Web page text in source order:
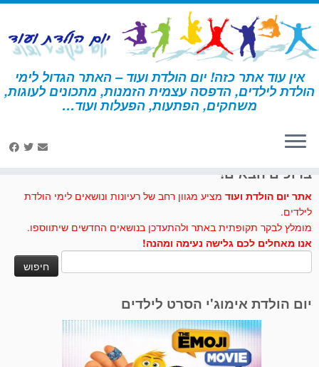
דלג
לתוכן
אין עוד אתר כזה! יום הולדת ועוד – האתר הגדול לימי
הולדת לילדים, הדפסה עצמית הזמנות, מתכונים לעוגות,
משחקים, הפתעות, הפעלות ועוד… דף הבית » קרקס » יצירה – קרקס
ברוכים הבאים!
אתר יום הולדת ועוד מציע מגוון רחב של רעיונות ונושאים לימי הולדת
לילדים.
מומלץ לבקר תקופתית באתר ולהתעדכן בנושאים החדשים שיתווספו.
אנו מאחלים לכם גלישה נעימה ומהנה!
יום הולדת אימוג'י הסרט לילדים